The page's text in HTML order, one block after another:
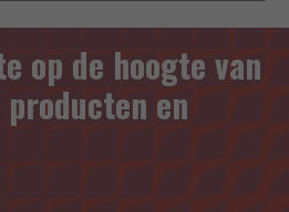
op de hoogte van
en